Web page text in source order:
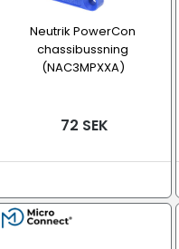
Neutrik PowerCon
chassibussning
(NAC3MPXXA)
72 SEK